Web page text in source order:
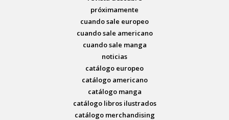
próximamente
cuando sale europeo
cuando sale americano
cuando sale manga
noticias
catálogo europeo
catálogo americano
catálogo manga
catálogo libros ilustrados
catálogo merchandising